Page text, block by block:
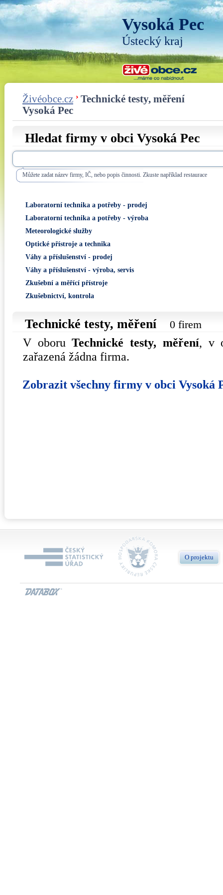
Vysoká Pec
Ústecký kraj
Živéobce.cz
Technické testy, měření
Vysoká Pec
Hledat firmy v obci Vysoká Pec
Můžete zadat název firmy, IČ, nebo popis činnosti. Zkuste například restaurace
Laboratorní technika a potřeby - prodej
Laboratorní technika a potřeby - výroba
Meteorologické služby
Optické přístroje a technika
Váhy a příslušenství - prodej
Váhy a příslušenství - výroba, servis
Zkušební a měřící přístroje
Zkušebnictví, kontrola
Technické testy, měření 0 firem
V oboruTechnické testy, měření, v
zařazená žádna firma.
Zobrazit všechny firmy v obci Vysoká
O projektu